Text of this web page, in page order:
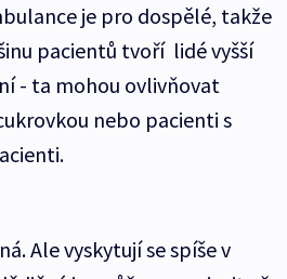
je pro dospělé, takže
pacientů tvoří lidé vyšší
- ta mohou ovlivňovat
nebo pacienti s
Ale vyskytují se spíše v